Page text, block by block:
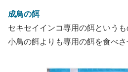
成鳥の餌
セキセイインコ専用の餌という
小鳥の餌よりも専用の餌を食べさ